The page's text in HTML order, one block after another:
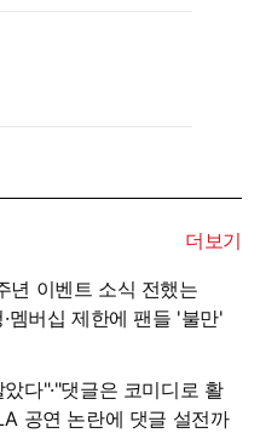
더보기
년 이벤트 소식 전했는
멤버십 제한에 팬들 '불만'
다"·"댓글은 코미디로 활
공연 논란에 댓글 설전까